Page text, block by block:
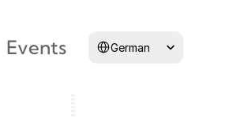
Events German